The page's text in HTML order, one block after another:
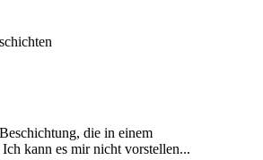
die in einem
kann es mir nicht vorstellen...